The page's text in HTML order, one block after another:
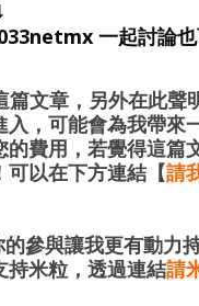
一起討論
文章， 另外在此聲
， 可能會為我帶來
費用， 若覺得這篇
可以在下方連結 【請
的參與讓我更有動力
持米粒，透過連結請